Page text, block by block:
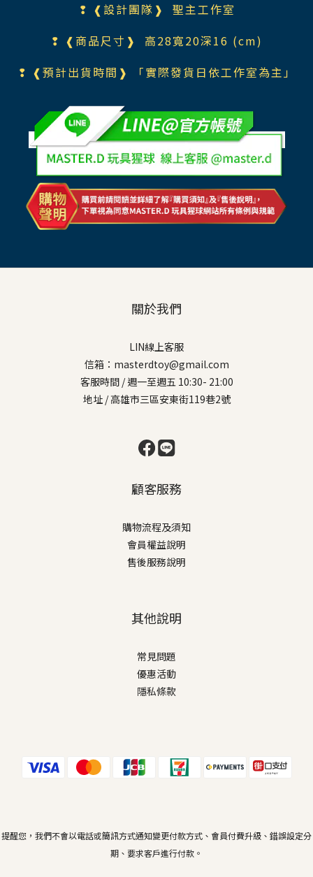
❢ ❰設計團隊❱ 聖主工作室
❢ ❰商品尺寸❱ 高28寬20深16 (cm)
❢ ❰預計出貨時間❱ 「實際發貨日依工作室為主」
關於我們
LIN線上客服
信箱：masterdtoy@gmail.com
客服時間 / 週一至週五 10:30- 21:00
地址 / 高雄市三區安東街119巷2號
顧客服務
購物流程及須知
會員權益說明
售後服務說明
其他說明
常見問題
優惠活動
隱私條款
提醒您，我們不會以電話或簡訊方式通知變更付款方式、會員付費升級、錯誤設定分
期、要求客戶進行付款。